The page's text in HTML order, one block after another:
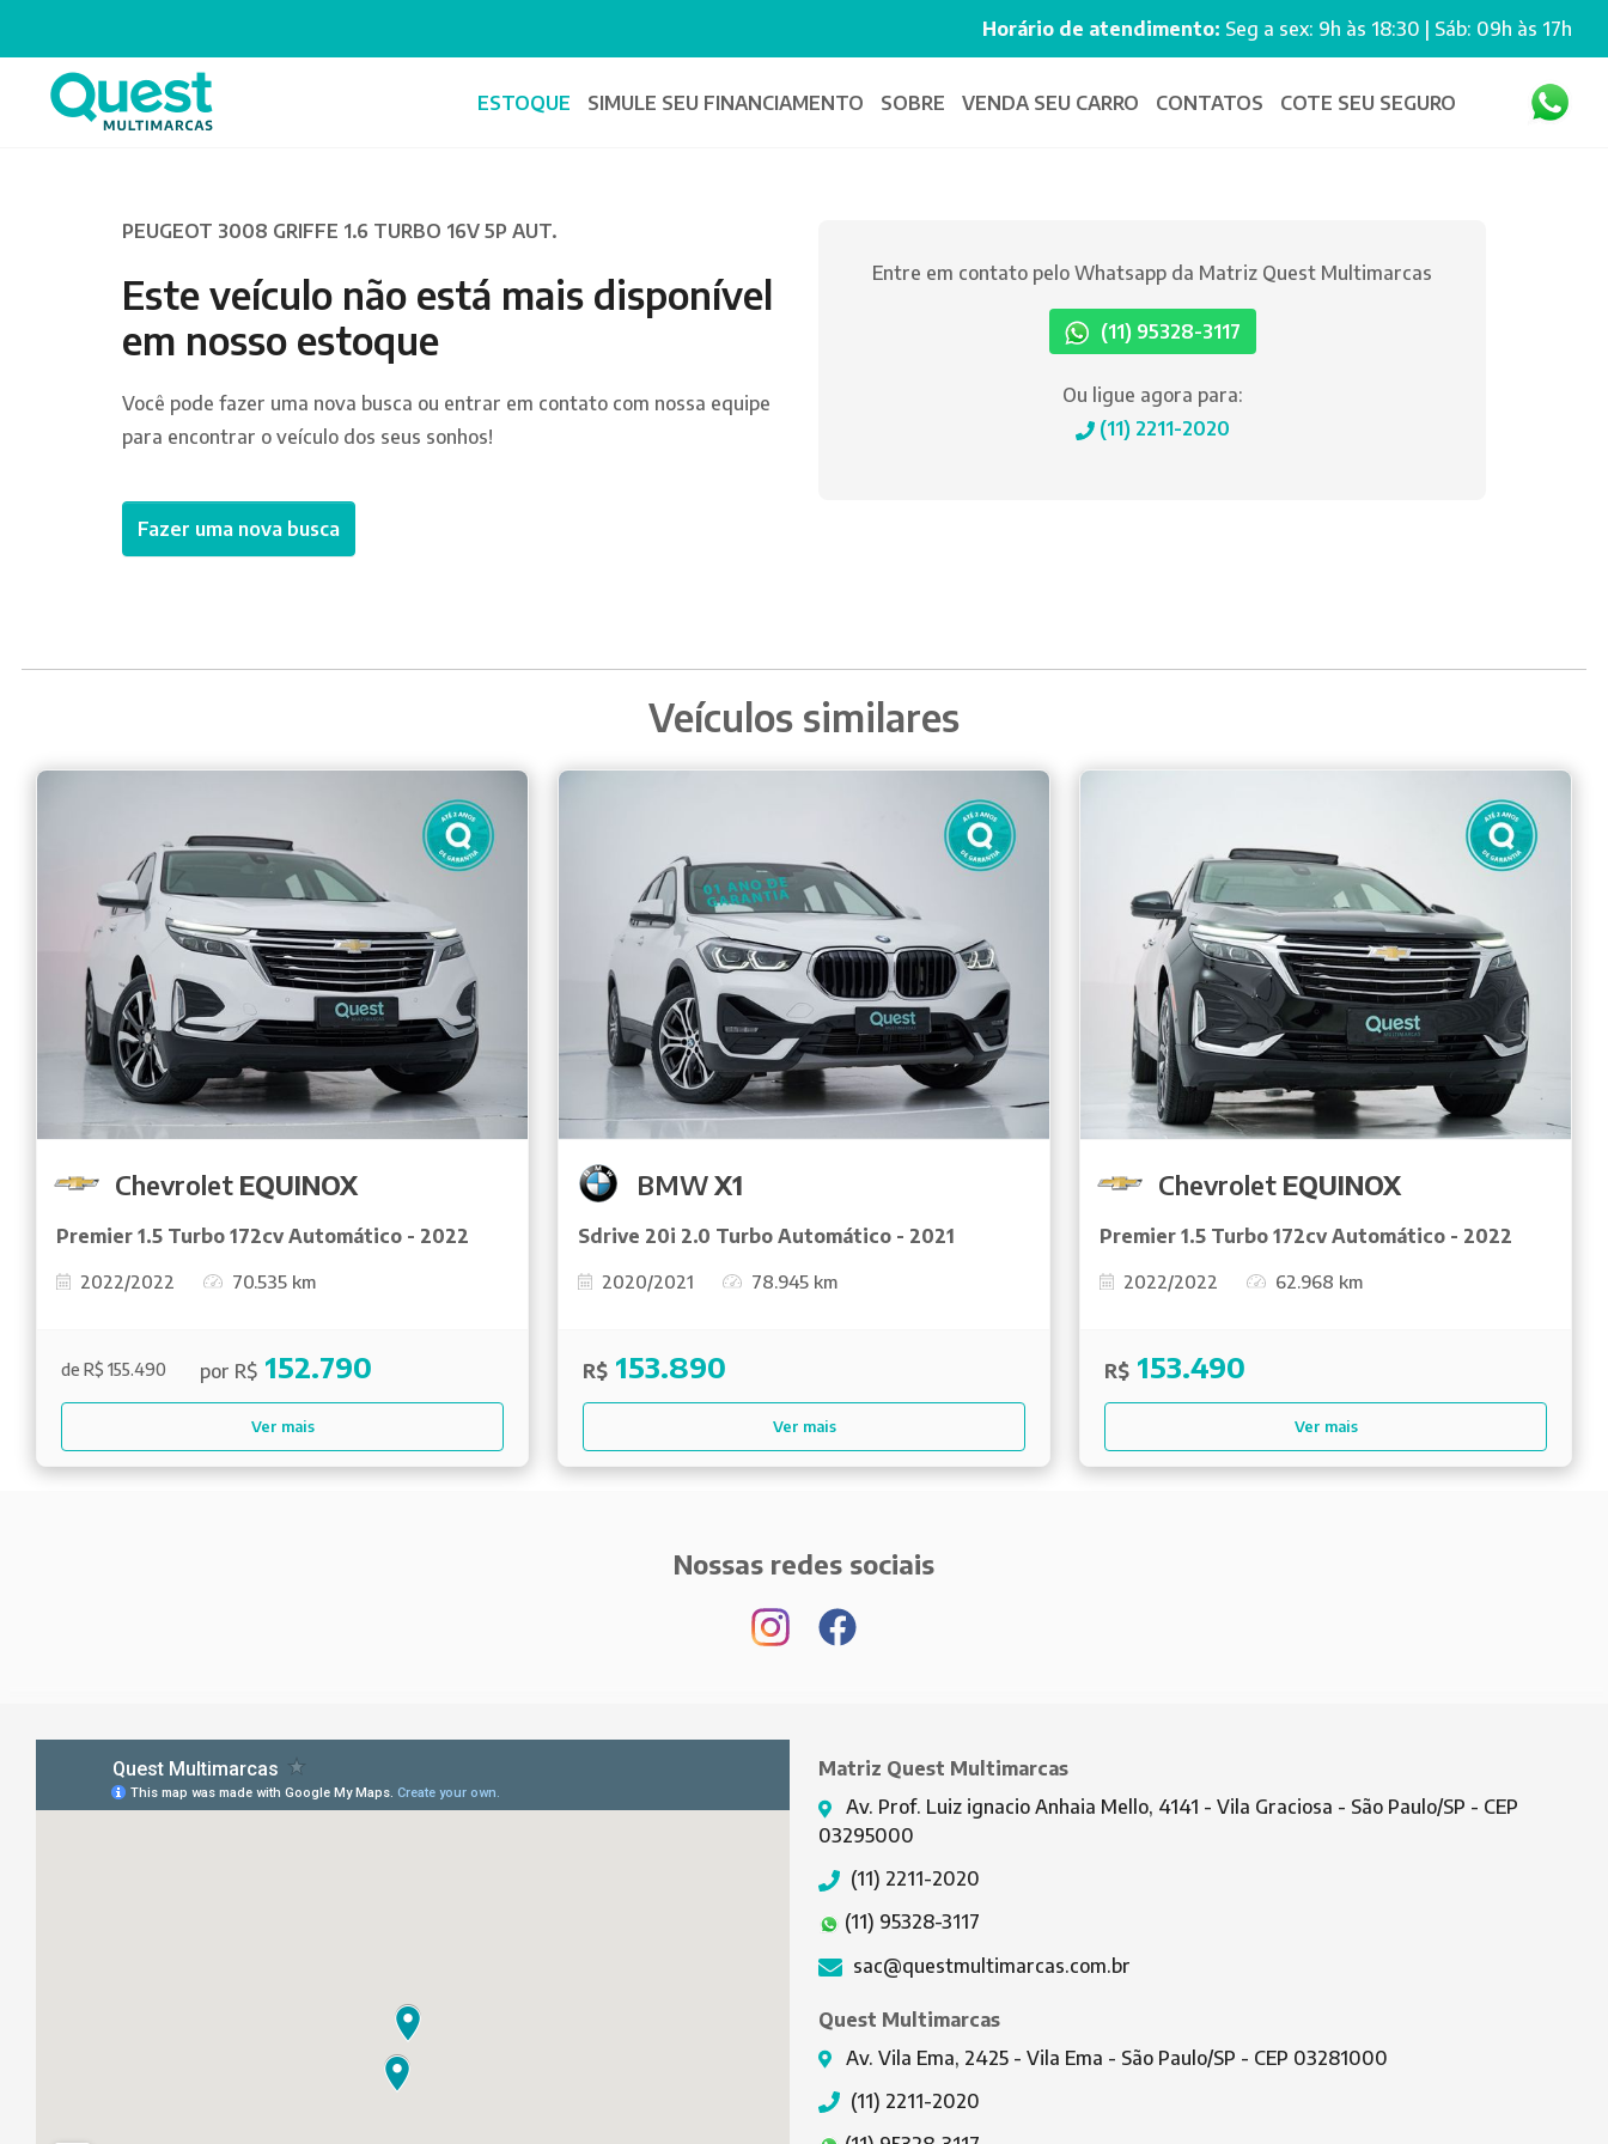
Horário de atendimento: Seg a sex: 9h às 18:30 | Sáb: 09h às 17h
ESTOQUE SIMULE SEU FINANCIAMENTO SOBRE VENDA SEU CARRO CONTATOS COTE SEU SEGURO
PEUGEOT 3008 GRIFFE 1.6 TURBO 16V 5P AUT.
Este veículo não está mais disponível
em nosso estoque
Você pode fazer uma nova busca ou entrar em contato com nossa equipe
para encontrar o veículo dos seus sonhos!
Fazer uma nova busca
Entre em contato pelo Whatsapp da Matriz Quest Multimarcas
(11) 95328-3117
Ou ligue agora para:
(11) 2211-2020
Veículos similares
Chevrolet EQUINOX
Premier 1.5 Turbo 172cv Automático - 2022
2022/2022 70.535 km
de R$ 155.490 por R$ 152.790
Ver mais
BMWX1
Sdrive 20i 2.0 Turbo Automático - 2021
2020/2021 78.945 km
R$ 153.890
Ver mais
Chevrolet EQUINOX
Premier 1.5 Turbo 172cv Automático - 2022
2022/2022 62.968 km
R$ 153.490
Ver mais
Nossas redes sociais
Matriz Quest Multimarcas
Av. Prof. Luiz ignacio Anhaia Mello, 4141 - Vila Graciosa - São Paulo/SP - CEP
03295000
(11) 2211-2020
(11) 95328-3117
sac@questmultimarcas.com.br
Quest Multimarcas
Av. Vila Ema, 2425 - Vila Ema - São Paulo/SP - CEP 03281000
(11) 2211-2020